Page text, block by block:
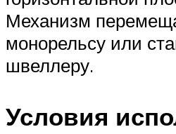
Механизм
монорельсу или
швеллеру.
Условия